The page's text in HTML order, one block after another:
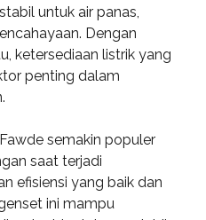
untuk air panas,
Dengan
ketersediaan listrik yang
penting dalam
semakin populer
saat terjadi
efisiensi yang baik dan
ini mampu